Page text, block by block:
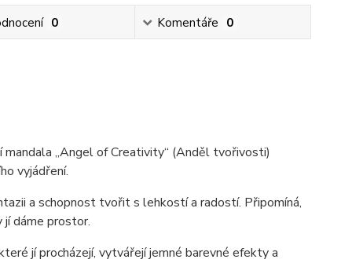
0 Komentáře 0
„Angel of Creativity“ (Anděl tvořivosti)
vyjádření.
a schopnost tvořit s lehkostí a radostí. Připomíná,
jí dáme prostor.
jí procházejí, vytvářejí jemné barevné efekty a